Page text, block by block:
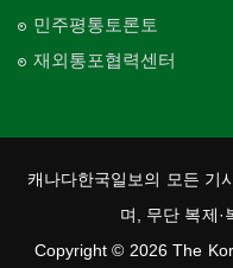
민주평통토론토
재외통포협력센터
캐나다한국일보의 모든 기
며, 무단 복제·
Copyright © 2026 The